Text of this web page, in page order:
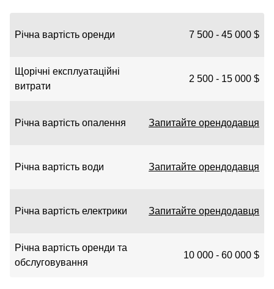
Річна вартість оренди 7 500 - 45 000 $
Щорічні експлуатаційні
витрати
2 500 - 15 000 $
Річна вартість опалення Запитайте орендодавця
Річна вартість води Запитайте орендодавця
Річна вартість електрики Запитайте орендодавця
Річна вартість оренди та
обслуговування
10 000 - 60 000 $